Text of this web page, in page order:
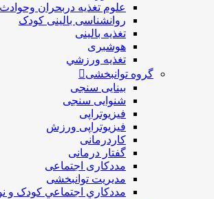
علوم تغذیه دربحران وحوادث
روانشناسی بالینی کودک
تغذیه بالینی
هوشبری
تغذيه ورزشي
گروه توانبخشی
بینایی سنجی
شنوایی سنجی
فیزیوتراپی
فیزیوتراپی ورزش
کاردرمانی
گفتار درمانی
مددکاری اجتماعی
مديريت توانبخشی
مددکاري اجتماعي کودک و